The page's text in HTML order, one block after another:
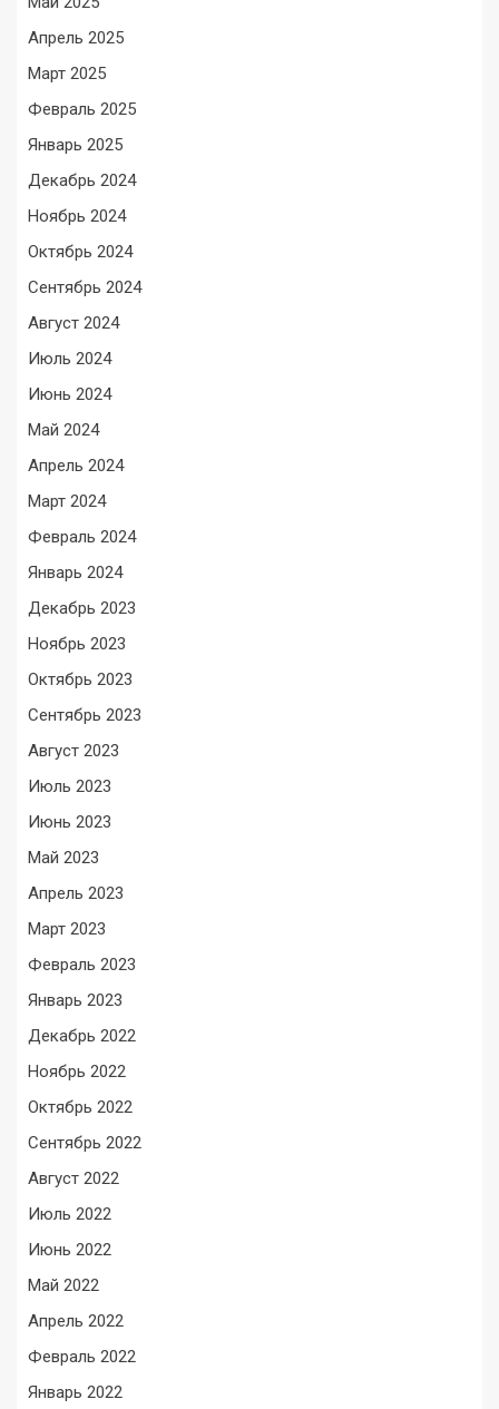
Апрель 2025
Март 2025
Февраль 2025
Январь 2025
Декабрь 2024
Ноябрь 2024
Октябрь 2024
Сентябрь 2024
Август 2024
Июль 2024
Июнь 2024
Май 2024
Апрель 2024
Март 2024
Февраль 2024
Январь 2024
Декабрь 2023
Ноябрь 2023
Октябрь 2023
Сентябрь 2023
Август 2023
Июль 2023
Июнь 2023
Май 2023
Апрель 2023
Март 2023
Февраль 2023
Январь 2023
Декабрь 2022
Ноябрь 2022
Октябрь 2022
Сентябрь 2022
Август 2022
Июль 2022
Июнь 2022
Май 2022
Апрель 2022
Февраль 2022
Январь 2022